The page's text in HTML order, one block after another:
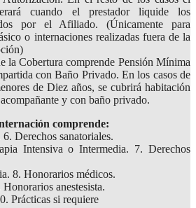
cuando el prestador liquide los
por el Afiliado. (Únicamente para
o internaciones realizadas fuera de la
la Cobertura comprende Pensión Mínima
con Baño Privado. En los casos de
de Diez años, se cubrirá habitación
y con baño privado.
comprende:
Derechos sanatoriales.
Intensiva o Intermedia. 7. Derechos
8. Honorarios médicos.
anestesista.
Prácticas si requiere